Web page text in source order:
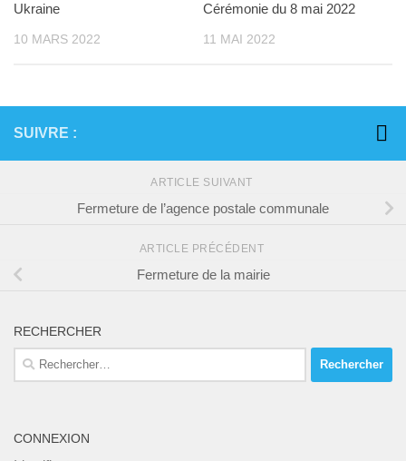
Ukraine
10 MARS 2022
Cérémonie du 8 mai 2022
11 MAI 2022
SUIVRE :
ARTICLE SUIVANT
Fermeture de l’agence postale communale
ARTICLE PRÉCÉDENT
Fermeture de la mairie
RECHERCHER
Rechercher :
CONNEXION